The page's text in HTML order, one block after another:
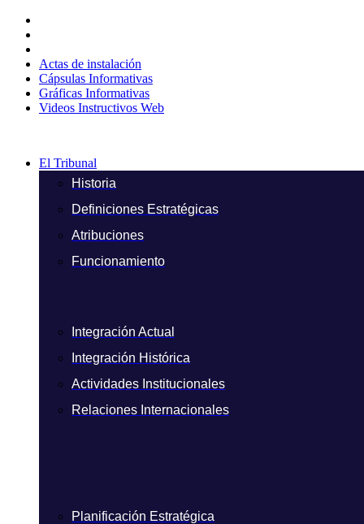
contenido
Actas de instalación
Cápsulas Informativas
Gráficas Informativas
Videos Instructivos Web
El Tribunal
Historia
Definiciones Estratégicas
Atribuciones
Funcionamiento
Integración Actual
Integración Histórica
Actividades Institucionales
Relaciones Internacionales
Planificación Estratégica